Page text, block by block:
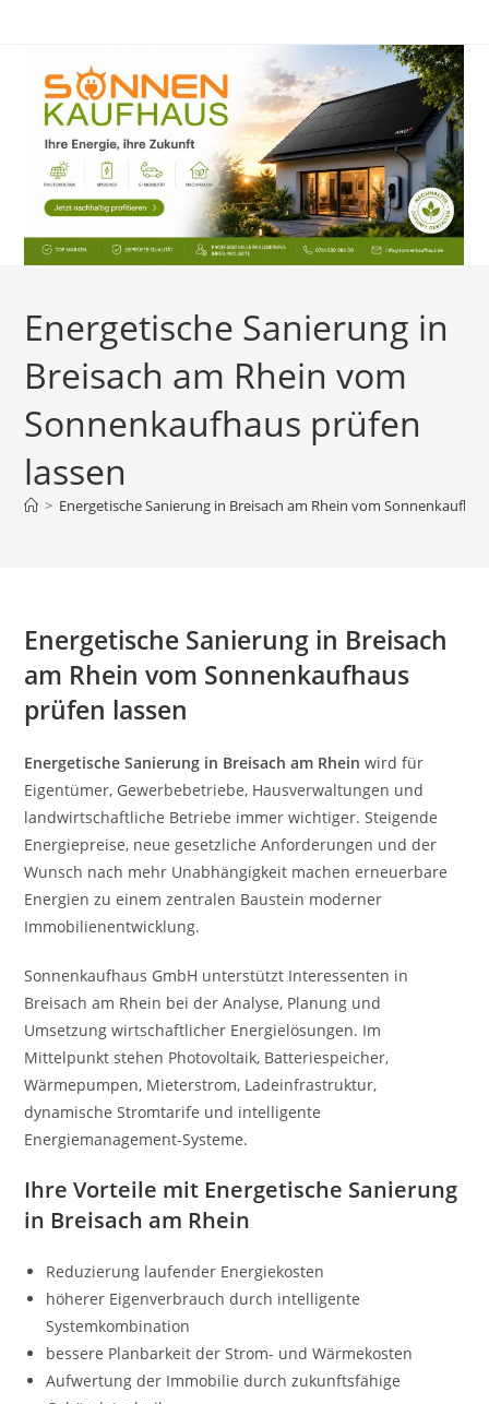
Energetische Sanierung in
Breisach am Rhein vom
Sonnenkaufhaus prüfen
lassen
> Energetische Sanierung in Breisach am Rhein vom
Energetische Sanierung in Breisach
am Rhein vom Sonnenkaufhaus
prüfen lassen
Energetische Sanierung in Breisach am Rhein wird für
Eigentümer, Gewerbebetriebe, Hausverwaltungen und
landwirtschaftliche Betriebe immer wichtiger. Steigende
Energiepreise, neue gesetzliche Anforderungen und der
Wunsch nach mehr Unabhängigkeit machen erneuerbare
Energien zu einem zentralen Baustein moderner
Immobilienentwicklung.
Sonnenkaufhaus GmbH unterstützt Interessenten in
Breisach am Rhein bei der Analyse, Planung und
Umsetzung wirtschaftlicher Energielösungen. Im
Mittelpunkt stehen Photovoltaik, Batteriespeicher,
Wärmepumpen, Mieterstrom, Ladeinfrastruktur,
dynamische Stromtarife und intelligente
Energiemanagement-Systeme.
Ihre Vorteile mit Energetische Sanierung
in Breisach am Rhein
Reduzierung laufender Energiekosten
höherer Eigenverbrauch durch intelligente
Systemkombination
bessere Planbarkeit der Strom- und Wärmekosten
Aufwertung der Immobilie durch zukunftsfähige